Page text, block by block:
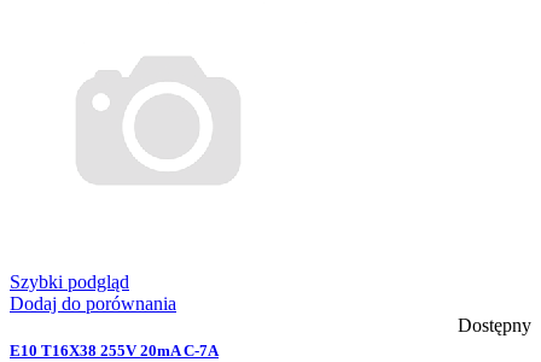
Szybki podgląd
Dodaj do porównania
Dostępny
E10 T16X38 255V 20mA C-7A